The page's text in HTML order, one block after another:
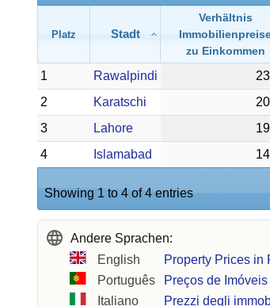
Platz Stadt
Verhältnis
zu Einkommen
1 Rawalpindi
2
Karatschi
3
Lahore
4
Islamabad
Showing 1 to 4 of 4 entries
Andere Sprachen:
English
Property Prices in
Português
Preços de
Italiano
Prezzi degli